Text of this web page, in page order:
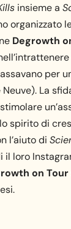
insieme a
organizzato
Degrowth
per
La
spirito di
l’aiuto di
il loro
on Tour